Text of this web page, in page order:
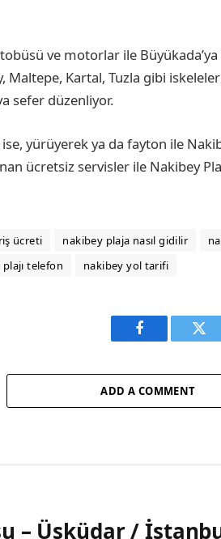
ve motorlar ile
Maltepe, Kartal, Tuzla gibi
sefer düzenliyor.
yürüyerek ya da fayton ile
ücretsiz servisler ile Nakibey
ücreti nakibey plaja nasıl gidilir
telefon nakibey yol tarifi
Facebook
ADD A COMMENT
– Üsküdar /